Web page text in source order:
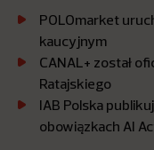
POLOmarket
kaucyjnym
CANAL+ został
Ratajskiego
IAB Polska
obowiązkach AI